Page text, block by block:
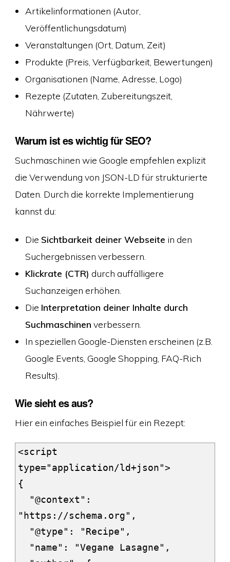
Artikelinformationen (Autor,
Veröffentlichungsdatum)
Veranstaltungen (Ort, Datum, Zeit)
Produkte (Preis, Verfügbarkeit, Bewertungen)
Organisationen (Name, Adresse, Logo)
Rezepte (Zutaten, Zubereitungszeit,
Nährwerte)
Warum ist es wichtig für SEO?
Suchmaschinen wie Google empfehlen explizit
die Verwendung von JSON-LD für strukturierte
Daten. Durch die korrekte Implementierung
kannst du:
Die Sichtbarkeit deiner Webseite in den
Suchergebnissen verbessern.
Klickrate (CTR) durch auffälligere
Suchanzeigen erhöhen.
Die Interpretation deiner Inhalte durch
Suchmaschinen verbessern.
In speziellen Google-Diensten erscheinen (z.B.
Google Events, Google Shopping, FAQ-Rich
Results).
Wie sieht es aus?
Hier ein einfaches Beispiel für ein Rezept:
<script
type="application/ld+json">
{
"https://schema.org",